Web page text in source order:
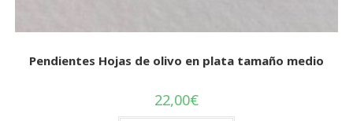
Pendientes Hojas de olivo en plata tamaño medio
22,00€